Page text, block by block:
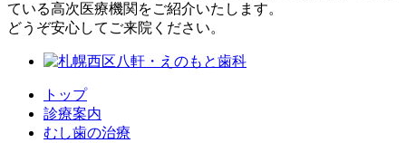
ている高次医療機関をご紹介いたします。
どうぞ安心してご来院ください。
トップ
診療案内
むし歯の治療